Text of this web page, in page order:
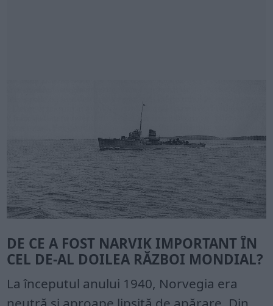
DE CE A FOST NARVIK IMPORTANT ÎN
CEL DE-AL DOILEA RĂZBOI MONDIAL?
La începutul anului 1940, Norvegia era